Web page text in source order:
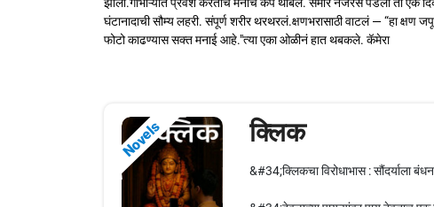
घंटानादाची सौम्य लहरी. संपूर्ण शरीर थरथरलं.क्षणभरासाठी वाटलं — “हा
फोटो काढण्यास सक्त मनाई आहे."त्या एका ओळीनं हात थबकले. कॅमेरा
Novels क्लिक
&#34;क्लिकचा विरोधाभास : सौंदर्याला